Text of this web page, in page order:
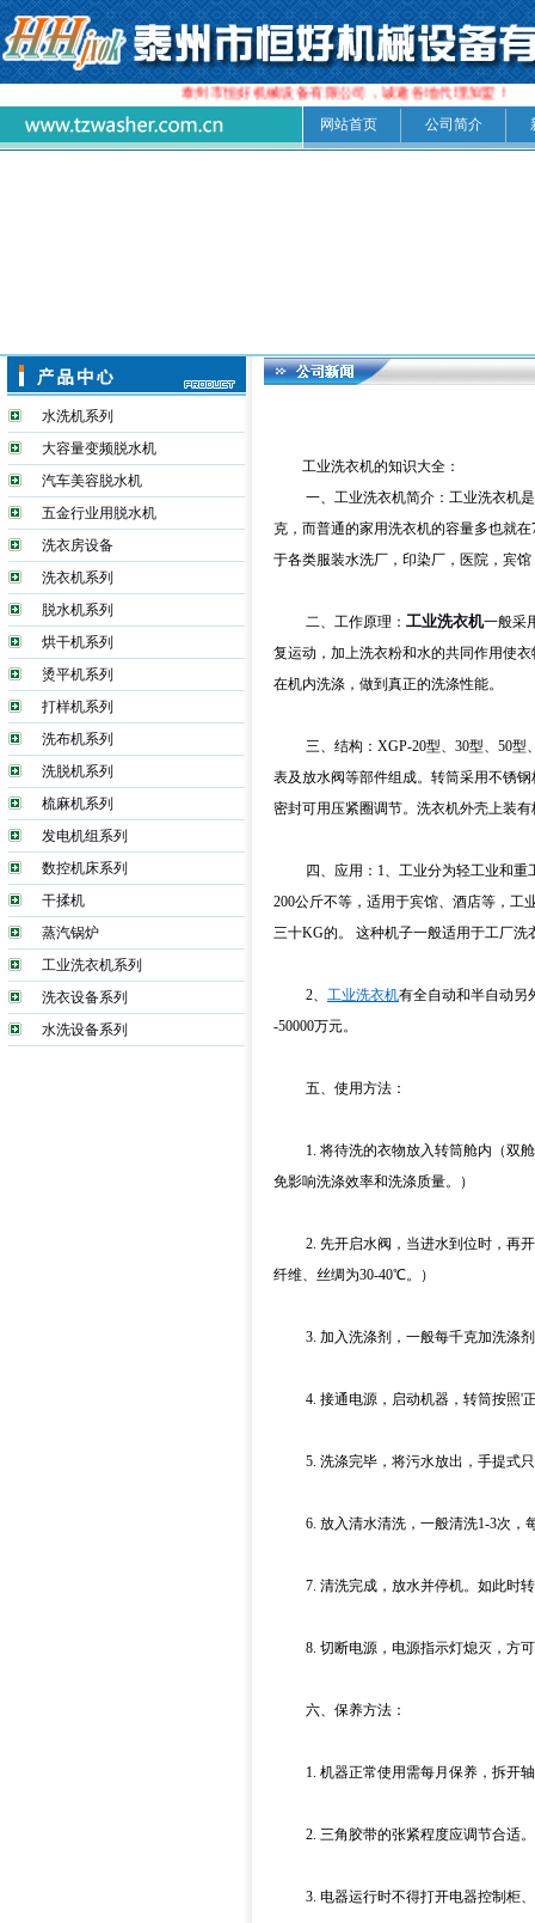
泰州市恒好机械设备有限公司，诚邀各地代理加盟！
网站首页
公司简介
水洗机系列
大容量变频脱水机
汽车美容脱水机
五金行业用脱水机
洗衣房设备
洗衣机系列
脱水机系列
烘干机系列
烫平机系列
打样机系列
洗布机系列
洗脱机系列
梳麻机系列
发电机组系列
数控机床系列
干揉机
蒸汽锅炉
工业洗衣机系列
洗衣设备系列
水洗设备系列
工业洗衣机的知识大全：
一、工业洗衣机简介：工业洗衣机是
克，而普通的家用洗衣机的容量多也就
于各类服装水洗厂，印染厂，医院，宾
二、工作原理： 工业洗衣机一般采
复运动，加上洗衣粉和水的共同作用使
在机内洗涤，做到真正的洗涤性能。
三、结构：XGP-20型、30型、50型、
表及放水阀等部件组成。转筒采用不锈
密封可用压紧圈调节。洗衣机外壳上装
四、应用：1、工业分为轻工业和重工
200公斤不等，适用于宾馆、酒店等，工
三十KG的。 这种机子一般适用于工厂洗
2、 工业洗衣机有全自动和半自动另
-50000万元。
五、使用方法：
1. 将待洗的衣物放入转筒舱内（双舱
免影响洗涤效率和洗涤质量。）
2. 先开启水阀，当进水到位时，再开
纤维、丝绸为30-40℃。）
3. 加入洗涤剂，一般每千克加洗涤剂
4. 接通电源，启动机器，转筒按照'正
5. 洗涤完毕，将污水放出，手提式只
6. 放入清水清洗，一般清洗1-3次，
7. 清洗完成，放水并停机。如此时转
8. 切断电源，电源指示灯熄灭，方可
六、保养方法：
1. 机器正常使用需每月保养，拆开轴
2. 三角胶带的张紧程度应调节合适。
3. 电器运行时不得打开电器控制柜、